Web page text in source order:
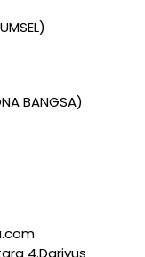
BANGSA)
4.Dariyus